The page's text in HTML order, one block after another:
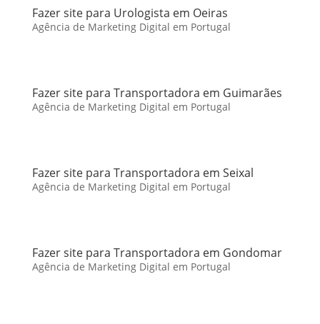
Fazer site para Urologista em Oeiras
Agência de Marketing Digital em Portugal
Fazer site para Transportadora em Guimarães
Agência de Marketing Digital em Portugal
Fazer site para Transportadora em Seixal
Agência de Marketing Digital em Portugal
Fazer site para Transportadora em Gondomar
Agência de Marketing Digital em Portugal